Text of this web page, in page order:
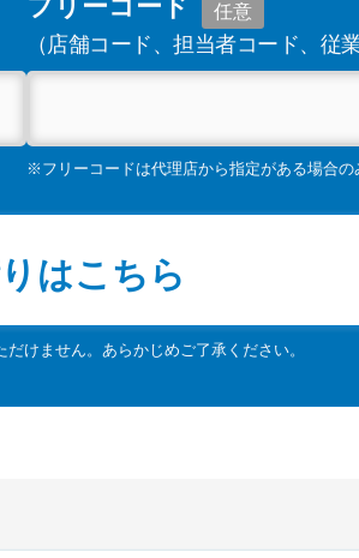
フリーコード 任意
（店舗コード、担当者コード、従
※フリーコードは代理店から指定がある場合の
はこちら
けません。あらかじめご了承ください。